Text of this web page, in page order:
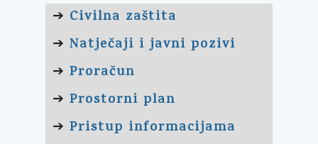
➔ Civilna zaštita
➔ Natječaji i javni pozivi
➔ Proračun
➔ Prostorni plan
➔ Pristup informacijama